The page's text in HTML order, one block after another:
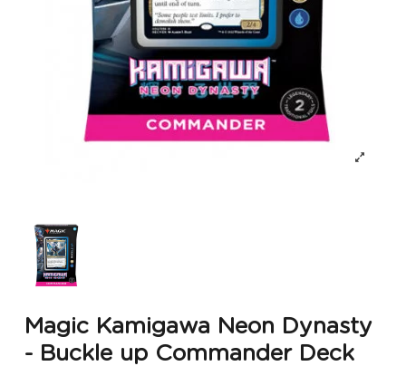
Magic Kamigawa Neon Dynasty
- Buckle up Commander Deck